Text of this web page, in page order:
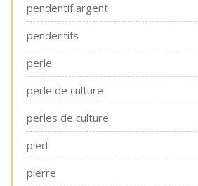
pendentif argent
pendentifs
perle
perle de culture
perles de culture
pied
pierre